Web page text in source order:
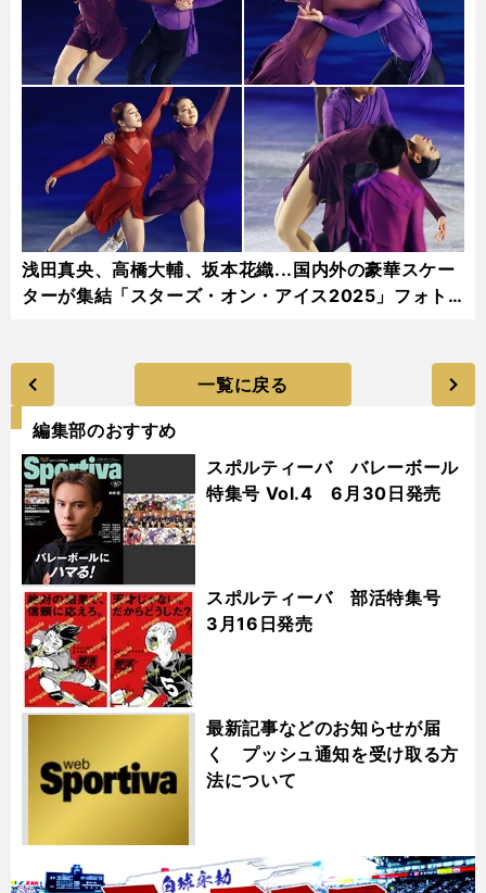
浅田真央、高橋大輔、坂本花織...国内外の豪華スケー
ターが集結「スターズ・オン・アイス2025」フォト
一覧に戻る
編集部のおすすめ
スポルティーバ バレーボール
特集号 Vol.4 6月30日発売
スポルティーバ 部活特集号
3月16日発売
最新記事などのお知らせが届
く プッシュ通知を受け取る方
法について